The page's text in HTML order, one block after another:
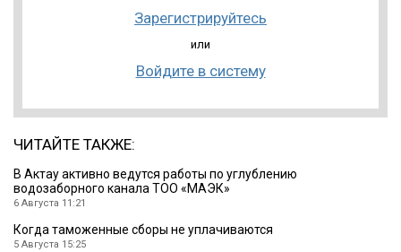
Зарегистрируйтесь
или
Войдите в систему
ЧИТАЙТЕ ТАКЖЕ:
В Актау активно ведутся работы по углублению
водозаборного канала ТОО «МАЭК»
6 Августа 11:21
Когда таможенные сборы не уплачиваются
5 Августа 15:25